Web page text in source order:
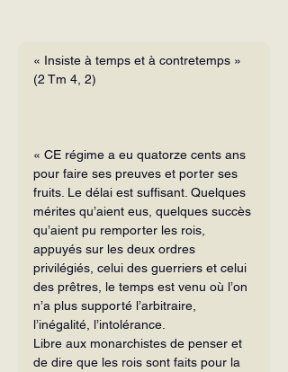
« Insiste à temps et à contretemps »
(2 Tm 4, 2)
« CE régime a eu quatorze cents ans
pour faire ses preuves et porter ses
fruits. Le délai est suffisant. Quelques
mérites qu’aient eus, quelques succès
qu’aient pu remporter les rois,
appuyés sur les deux ordres
privilégiés, celui des guerriers et celui
des prêtres, le temps est venu où l’on
n’a plus supporté l’arbitraire,
l’inégalité, l’intolérance.
Libre aux monarchistes de penser et
de dire que les rois sont faits pour la